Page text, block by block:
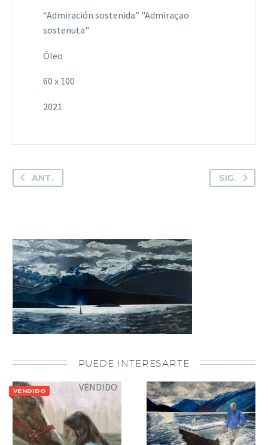
“Admiración sostenida” "Admiraçao
sostenuta"
Óleo
60 x 100
2021
ANT. SIG.
PUEDE INTERESARTE
VENDIDO VENDIDO